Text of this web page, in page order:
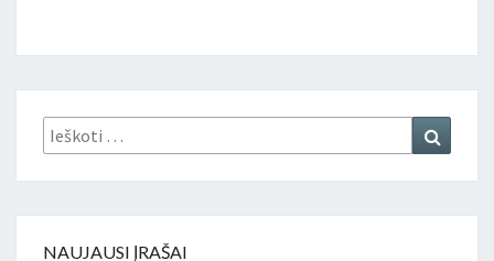
Ieškoti:
NAUJAUSI ĮRAŠAI